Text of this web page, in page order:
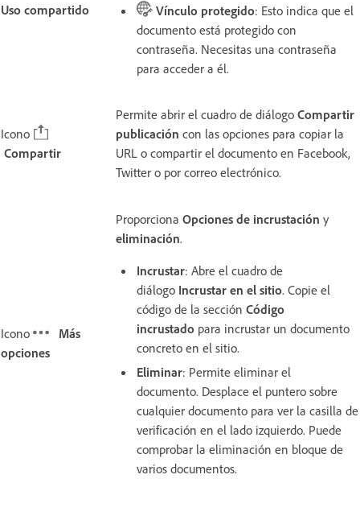
Uso compartido
Vínculo protegido: Esto indica que el
documento está protegido con
contraseña. Necesitas una contraseña
para acceder a él.
Icono
Compartir
Permite abrir el cuadro de diálogo Compartir
publicación con las opciones para copiar la
URL o compartir el documento en Facebook,
Twitter o por correo electrónico.
Icono
Más
opciones
Proporciona Opciones de incrustación y
eliminación.
Incrustar: Abre el cuadro de
diálogo Incrustar en el sitio. Copie el
código de la sección Código
incrustado para incrustar un documento
concreto en el sitio.
Eliminar: Permite eliminar el
documento. Desplace el puntero sobre
cualquier documento para ver la casilla de
verificación en el lado izquierdo. Puede
comprobar la eliminación en bloque de
varios documentos.